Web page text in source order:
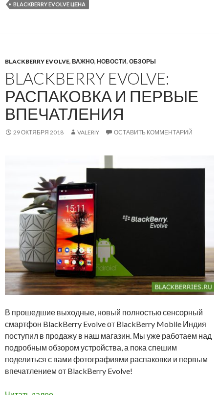
BLACKBERRY EVOLVE ЦЕНА
BLACKBERRY EVOLVE, ВАЖНО, НОВОСТИ, ОБЗОРЫ
BLACKBERRY EVOLVE:
РАСПАКОВКА И ПЕРВЫЕ
ВПЕЧАТЛЕНИЯ
29 ОКТЯБРЯ 2018 VALERIY ОСТАВИТЬ КОММЕНТАРИЙ
В прошедшие выходные, новый полностью сенсорный
смартфон BlackBerry Evolve от BlackBerry Mobile Индия
поступил в продажу в наш магазин. Мы уже работаем над
подробным обзором устройства, а пока спешим
поделиться с вами фотографиями распаковки и первым
впечатлением от BlackBerry Evolve!